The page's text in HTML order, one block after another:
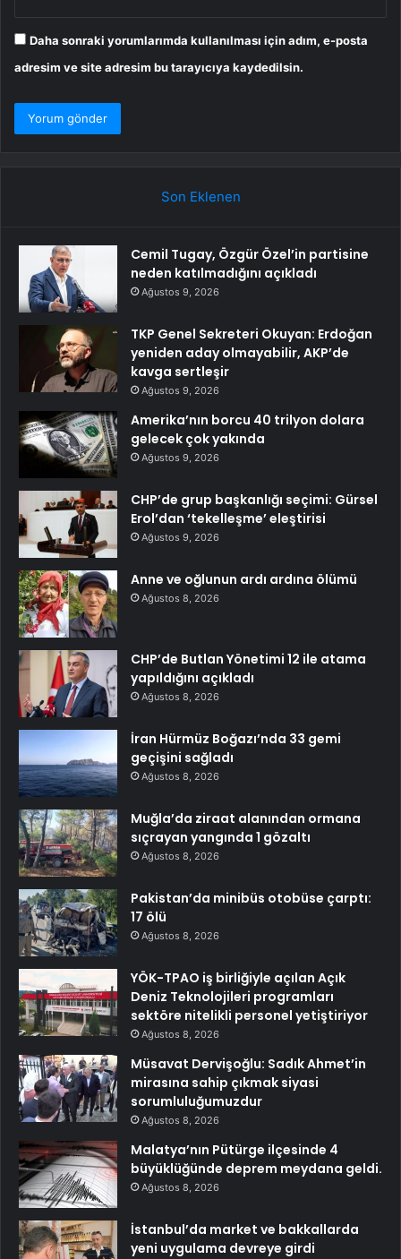
Daha sonraki yorumlarımda kullanılması için adım, e-posta
adresim ve site adresim bu tarayıcıya kaydedilsin.
Son Eklenen
Cemil Tugay, Özgür Özel’in partisine
neden katılmadığını açıkladı
Ağustos 9, 2026
TKP Genel Sekreteri Okuyan: Erdoğan
yeniden aday olmayabilir, AKP’de
kavga sertleşir
Ağustos 9, 2026
Amerika’nın borcu 40 trilyon dolara
gelecek çok yakında
Ağustos 9, 2026
CHP’de grup başkanlığı seçimi: Gürsel
Erol’dan ‘tekelleşme’ eleştirisi
Ağustos 9, 2026
Anne ve oğlunun ardı ardına ölümü
Ağustos 8, 2026
CHP’de Butlan Yönetimi 12 ile atama
yapıldığını açıkladı
Ağustos 8, 2026
İran Hürmüz Boğazı’nda 33 gemi
geçişini sağladı
Ağustos 8, 2026
Muğla’da ziraat alanından ormana
sıçrayan yangında 1 gözaltı
Ağustos 8, 2026
Pakistan’da minibüs otobüse çarptı:
17 ölü
Ağustos 8, 2026
YÖK-TPAO iş birliğiyle açılan Açık
Deniz Teknolojileri programları
sektöre nitelikli personel yetiştiriyor
Ağustos 8, 2026
Müsavat Dervişoğlu: Sadık Ahmet’in
mirasına sahip çıkmak siyasi
sorumluluğumuzdur
Ağustos 8, 2026
Malatya’nın Pütürge ilçesinde 4
büyüklüğünde deprem meydana geldi.
Ağustos 8, 2026
İstanbul’da market ve bakkallarda
yeni uygulama devreye girdi